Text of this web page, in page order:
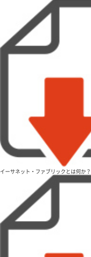
イーサネット・ファブリックとは何か？